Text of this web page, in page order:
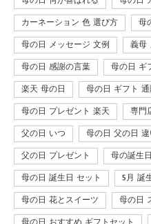
カーネーション 色 選び方 母
母の日 メッセージ 文例 義母
母の日 感謝の言葉 母の日 ギ
楽天 母の日 母の日 ギフト 通
母の日 プレゼント 楽天 専門
父の日 いつ 母の日 父の日 違
父の日 プレゼント 母の誕生
母の日 誕生日 セット 5月 誕
母の日 花とスイーツ 母の日